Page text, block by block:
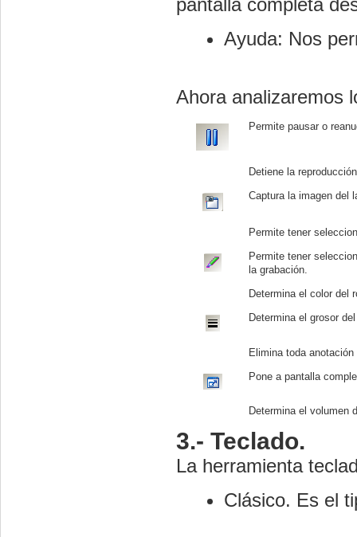
pantalla completa
Ayuda: Nos
Ahora analizaremos
Permite pausar o
Detiene la
Captura la imagen del
Permite tener
Permite tener
la grabación.
Determina el color del
Determina el grosor
Elimina toda
Pone a pantalla
Determina el volumen
3.- Teclado.
La herramienta
Clásico. Es el